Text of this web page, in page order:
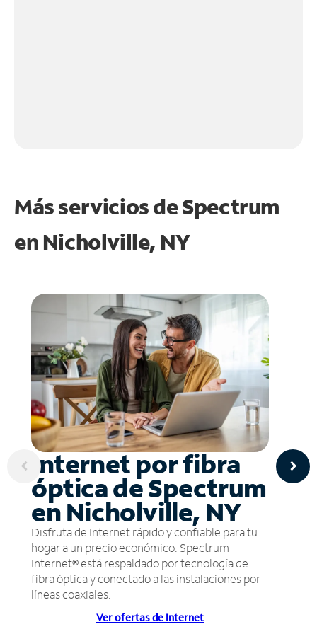
Más servicios de Spectrum
en Nicholville, NY
Internet por fibra
óptica de Spectrum
en Nicholville, NY
Disfruta de Internet rápido y confiable para tu
hogar a un precio económico. Spectrum
Internet® está respaldado por tecnología de
fibra óptica y conectado a las instalaciones por
líneas coaxiales.
Ver ofertas de Internet